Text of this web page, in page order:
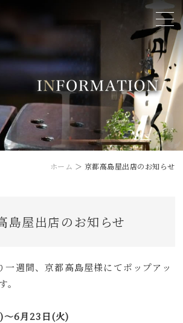
ホーム ＞ 京都高島屋出店のお知らせ
島屋出店のお知らせ
一週間、京都高島屋様にてポップアッ
。
〜6月23日(火)